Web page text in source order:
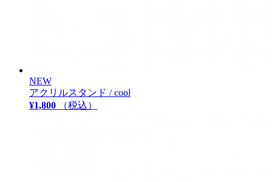
NEW
アクリルスタンド / cool
¥1,800
（税込）